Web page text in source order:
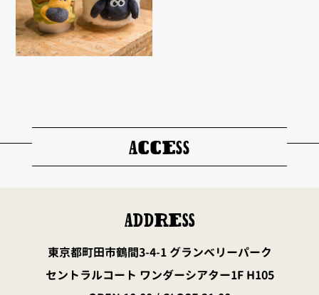
ACCESS
ADDRESS
東京都町田市鶴間3-4-1 グランベリーパーク
セントラルコート ワンダーシアター1F H105